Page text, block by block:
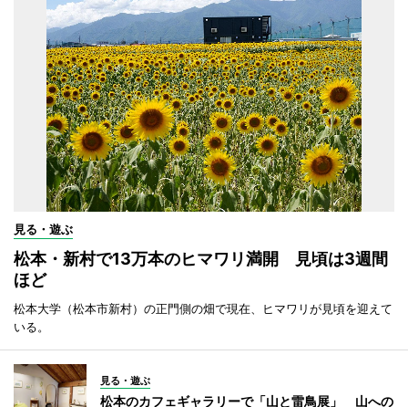
見る・遊ぶ
松本・新村で13万本のヒマワリ満開 見頃は3週間
ほど
松本大学（松本市新村）の正門側の畑で現在、ヒマワリが見頃を迎えて
いる。
見る・遊ぶ
松本のカフェギャラリーで「山と雷鳥展」 山への